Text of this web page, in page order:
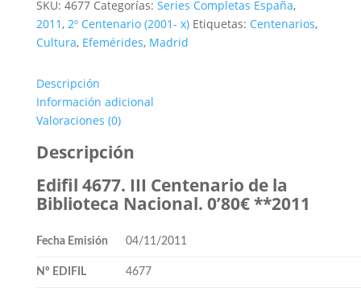
0'80€
SKU: 4677 Categorías: Series Completas España,
2011, 2º Centenario (2001- x) Etiquetas: Centenarios,
Cultura, Efemérides, Madrid
Descripción
Información adicional
Valoraciones (0)
Descripción
Edifil 4677. III Centenario de la
Biblioteca Nacional. 0’80€ **2011
Fecha Emisión 04/11/2011
Nº EDIFIL 4677